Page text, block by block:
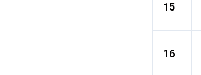
15
16